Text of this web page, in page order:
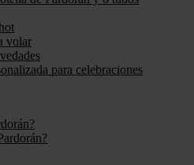
volar
para celebraciones